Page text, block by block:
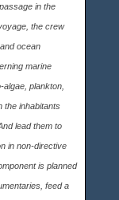
in the
the crew
ocean
marine
plankton,
the inhabitants
lead them to
in non-directive
is planned
feed a